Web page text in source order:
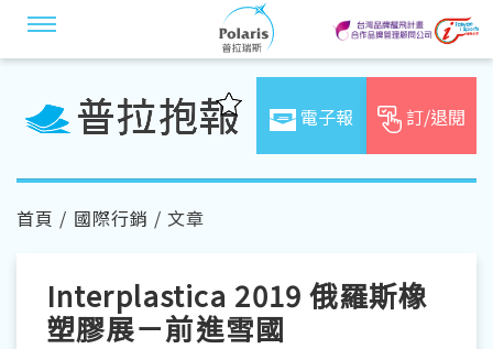
電子報 訂/退閱
首頁 / 國際行銷 / 文章
Interplastica 2019 俄羅斯橡
塑膠展－前進雪國